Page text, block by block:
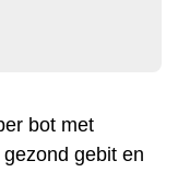
bot met
gebit en